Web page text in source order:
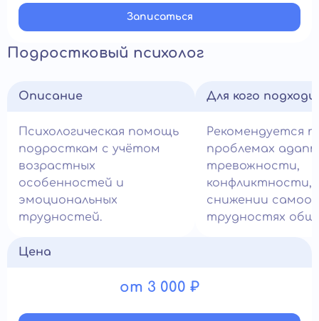
Записатьcя
Подростковый психолог
Описание
Психологическая помощь
подросткам с учётом
возрастных
особенностей и
эмоциональных
трудностей.
Для кого
Рекомендуется
проблемах
тревожности,
конфликтности,
снижении
трудностях
Цена
от 3 000 ₽